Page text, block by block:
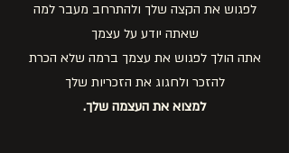
לפגוש את הקצה שלך ולהתרחב מעבר למה
שאתה יודע על עצמך
אתה הולך לפגוש את עצמך ברמה שלא הכרת
להזכר ולחגוג את הזכריות שלך
למצוא את העצמה שלך.